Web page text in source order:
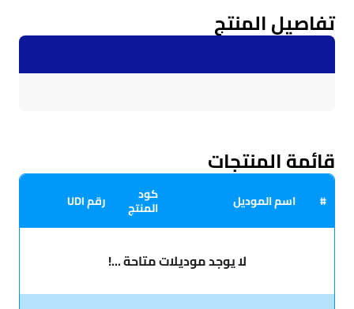
تفاصيل المنتج
قائمة المنتجات
# اسم الموديل كود
المنتج رقم UDI
لا يوجد موديلات متاحة ...!